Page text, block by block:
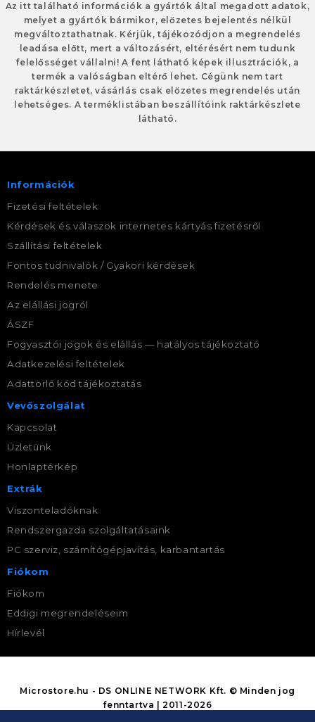
Az itt található információk a gyártók által megadott adatok,
melyet a gyártók bármikor, előzetes bejelentés nélkül
megváltoztathatnak. Kérjük, tájékozódjon a megrendelés
leadása előtt, mert a változásért, eltérésért nem tudunk
felelősséget vállalni! A fent látható képek illusztrációk, a
termék a valóságban eltérő lehet. Cégünk nem tart
raktárkészletet, vásárlás csak előzetes megrendelés után
lehetséges. A terméklistában beszállítóink raktárkészlete
látható.
Információk
Fizetési feltételek
Kérdések és válaszok internetes kártyás fizetésről
Szállítási feltételek
Fontos tudnivalók / Gyakori kérdések
Rendelés menete
Az elállási jogról
ÁSZF
Fogyasztói jogok és elállás — hatályos tájékoztató
Adatkezelési feltételek
Adattörlő kód tájékoztatás
Vevőszolgálat
Kapcsolat
Üzletünk
Honlaptérkép
Extrák
Viszonteladóknak
Rendszergazda szolgáltatásaink
PC szerviz, számítógépjavítás, karbantartás
Fiókom
Fiókom
Eddigi megrendeléseim
Hírlevél
Microstore.hu - DS ONLINE NETWORK Kft. © Minden jog
fenntartva | 2011-2026